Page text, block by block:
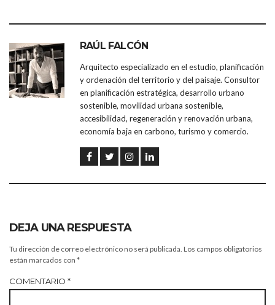
RAÚL FALCÓN
Arquitecto especializado en el estudio, planificación
y ordenación del territorio y del paisaje. Consultor
en planificación estratégica, desarrollo urbano
sostenible, movilidad urbana sostenible,
accesibilidad, regeneración y renovación urbana,
economía baja en carbono, turismo y comercio.
DEJA UNA RESPUESTA
Tu dirección de correo electrónico no será publicada. Los campos obligatorios
están marcados con *
COMENTARIO *